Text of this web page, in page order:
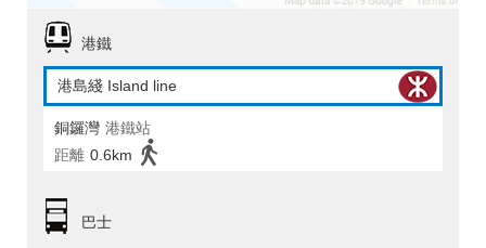
港鐵
港島綫 Island line
銅鑼灣 港鐵站
距離 0.6km
巴士